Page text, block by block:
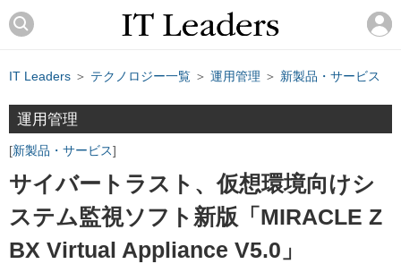
IT Leaders ＞ テクノロジー一覧 ＞ 運用管理 ＞ 新製品・サービス
運用管理
新製品・サービス
サイバートラスト、仮想環境向けシ
ステム監視ソフト新版「MIRACLE Z
BX Virtual Appliance V5.0」